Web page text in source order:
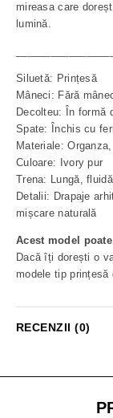
mireasa care
lumină.
Siluetă: Prințesă
Mâneci: Fără
Decolteu: În formă
Spate: Închis cu
Materiale:
Culoare: Ivory pur
Trena: Lungă, fluidă
Detalii: Drapaje
mișcare naturală
Acest model
Dacă îți dorești o
modele tip
RECENZII (0)